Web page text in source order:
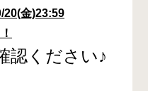
20(金)23:59
認ください♪